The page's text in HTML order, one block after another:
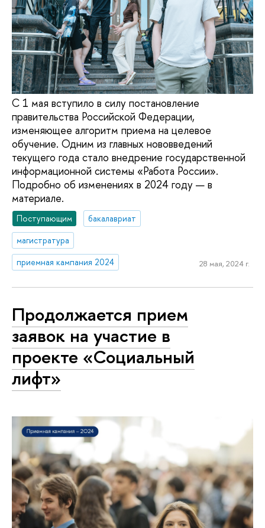
С 1 мая вступило в силу постановление
правительства Российской Федерации,
изменяющее алгоритм приема на целевое
обучение. Одним из главных нововведений
текущего года стало внедрение государственной
информационной системы «Работа России».
Подробно об изменениях в 2024 году — в
материале.
Поступающим
бакалавриат
магистратура
приемная кампания 2024
28 мая, 2024 г.
Продолжается прием
заявок на участие в
проекте «Социальный
лифт»